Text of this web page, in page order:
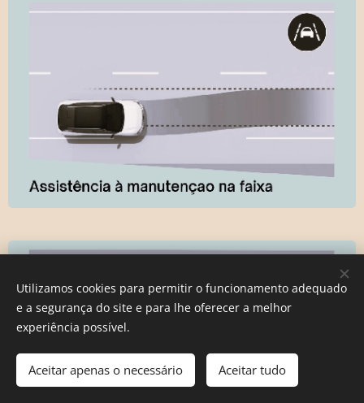
Utilizamos cookies para permitir o funcionamento adequado
e a segurança do site e para lhe oferecer a melhor
experiência possível.
Aceitar apenas o necessário Aceitar tudo